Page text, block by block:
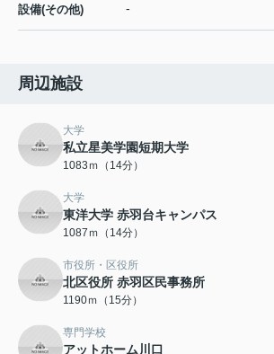
設備(その他) -
周辺施設
大学
私立星美学園短期大学
1083ｍ（14分）
大学
東洋大学 赤羽台キャンパス
1087ｍ（14分）
市役所・区役所
北区役所 赤羽区民事務所
1190ｍ（15分）
専門学校
アットホーム川口